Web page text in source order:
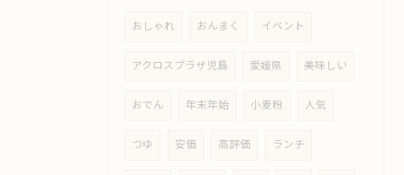
おしゃれ おんまく イベント
アクロスプラザ児島 愛媛県 美味しい
おでん 年末年始 小麦粉 人気
つゆ 安価 高評価 ランチ